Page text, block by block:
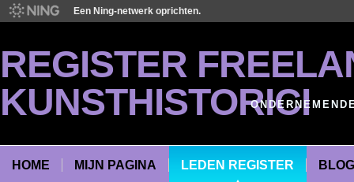
Een Ning-netwerk oprichten.
REGISTER
KUNSTHISTORICI
HOME MIJN PAGINA LEDEN REGISTER